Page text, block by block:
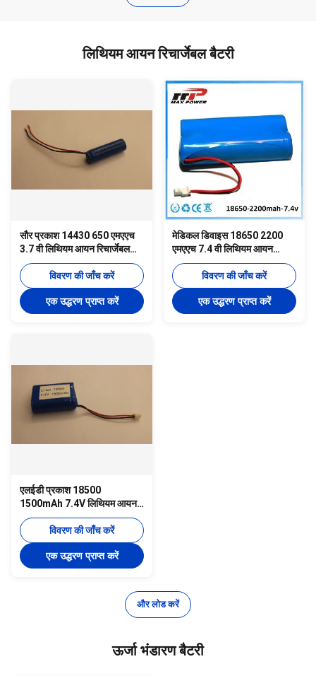
लिथियम आयन रिचार्जेबल बैटरी
सौर प्रकाश 14430 650 एमएएच
3.7 वी लिथियम आयन रिचार्जेबल
बैटरी सीई रोह्स
विवरण की जाँच करें
एक उद्धरण प्राप्त करें
मेडिकल डिवाइस 18650 2200
एमएएच 7.4 वी लिथियम आयन
रिचार्जेबल बैटरी सीई रोह्स
विवरण की जाँच करें
एक उद्धरण प्राप्त करें
एलईडी प्रकाश 18500
1500mAh 7.4V लिथियम आयन
रिचार्जेबल बैटरी यूएल सीई
विवरण की जाँच करें
एक उद्धरण प्राप्त करें
और लोड करें
ऊर्जा भंडारण बैटरी